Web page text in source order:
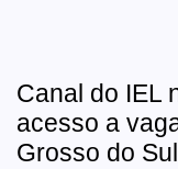
Canal do IEL
acesso a
Grosso do Sul